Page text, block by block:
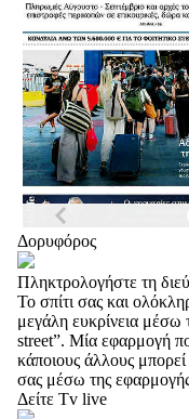
Δορυφόρος
Πληκτρολογήστε τη
Το σπίτι σας και
μεγάλη ευκρίνεια μέσω
street”. Μία εφαρμογή
κάποιους άλλους μπορεί
σας μέσω της
Δείτε Tv live